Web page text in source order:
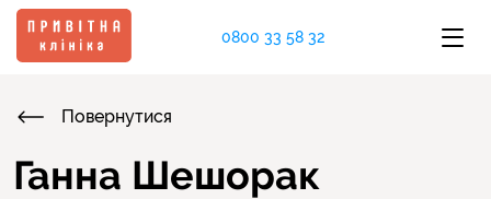
0800 33 58 32
Повернутися
Ганна Шешорак